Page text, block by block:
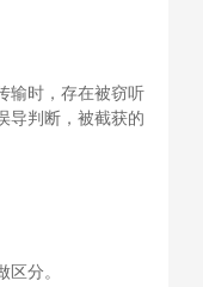
输时，存在被窃听
导判断，被截获的
分。